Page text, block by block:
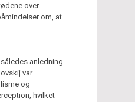
over
om, at
anledning
var
og
hvilket